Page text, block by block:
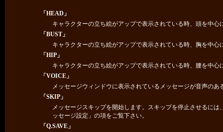
「HEAD」
キャラクターの立ち絵がアップで表示されている時、頭を中心
「BUST」
キャラクターの立ち絵がアップで表示されている時、胸を中心
「HIP」
キャラクターの立ち絵がアップで表示されている時、腰を中心
「VOICE」
メッセージウィンドウに表示されているメッセージが音声の
「SKIP」
メッセージスキップを開始します。スキップを停止させるに
ッセージ設定」の項をご覧下さい。
「Q.SAVE」